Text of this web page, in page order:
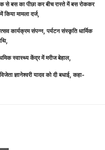
से बस का पीछा कर बीच रास्ते में बस रोककर
मामला दर्ज,
कार्यक्रम संपन्न, पर्यटन संस्कृति धार्मिक
स्वास्थ्य केंद्र में मरीज बेहाल,
ज्ञानेश्वरी यादव को दी बधाई, कहा-